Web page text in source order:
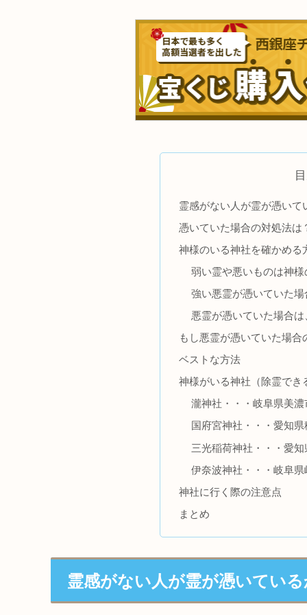
霊感がない人が霊が憑い
憑いていた場合の対処法は
神様のいる神社を確かめる
弱い霊や悪いものは神
強い悪霊が憑いていた
悪霊が憑いていた場合
もし悪霊が憑いていた場合
ベストな方法
神様がいる神社（除霊でき
瀧神社・・・岐阜県美濃
国府宮神社・・・愛知
三光稲荷神社・・・愛
伊奈波神社・・・岐阜県
神社に行く際の注意点
まとめ
霊感がない人が霊が憑いてい